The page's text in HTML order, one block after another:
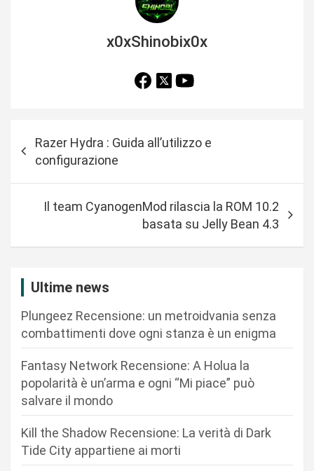
x0xShinobix0x
a
Razer Hydra : Guida all’utilizzo e
configurazione
Il team CyanogenMod rilascia la ROM 10.2
basata su Jelly Bean 4.3
Ultime news
Plungeez Recensione: un metroidvania senza
combattimenti dove ogni stanza è un enigma
Fantasy Network Recensione: A Holua la
popolarità è un’arma e ogni “Mi piace” può
salvare il mondo
Kill the Shadow Recensione: La verità di Dark
Tide City appartiene ai morti